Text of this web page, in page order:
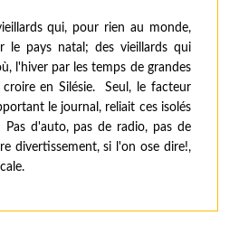
qui, pour rien au monde,
le pays natal; des vieillards qui
l'hiver par les temps de grandes
en Silésie. Seul, le facteur
le journal, reliait ces isolés
d'auto, pas de radio, pas de
divertissement, si l'on ose dire!,